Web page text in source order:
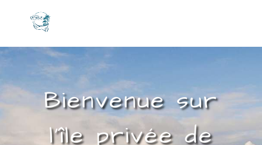
Bienvenue sur
l’île privée de